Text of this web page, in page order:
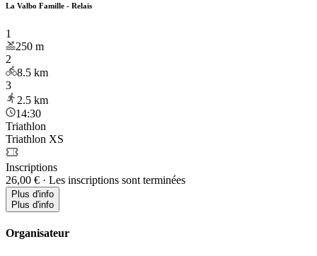
La Valbo Famille - Relais
1
250 m
2
8.5 km
3
2.5 km
14:30
Triathlon
Triathlon XS
Inscriptions
26,00 € · Les inscriptions sont terminées
Plus d'info
Plus d'info
Organisateur